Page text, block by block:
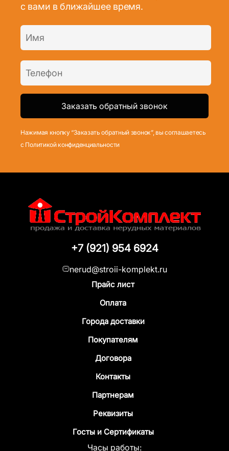
с вами в ближайшее время.
Нажимая кнопку “Заказать обратный звонок”, вы соглашаетесь
с Политикой конфиденциальности
+7 (921) 954 6924
nerud@stroii-komplekt.ru
Прайс лист
Оплата
Города доставки
Покупателям
Договора
Контакты
Партнерам
Реквизиты
Госты и Сертификаты
Часы работы: